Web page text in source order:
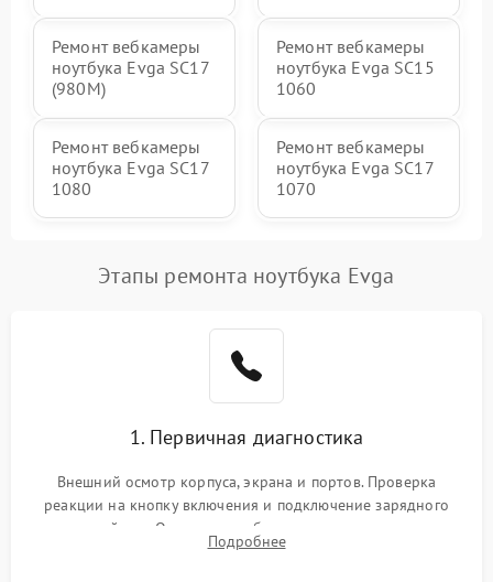
Ремонт вебкамеры
ноутбука Evga SC17
(980M)
Ремонт вебкамеры
ноутбука Evga SC15
1060
Ремонт вебкамеры
ноутбука Evga SC17
1080
Ремонт вебкамеры
ноутбука Evga SC17
1070
Этапы ремонта ноутбука Evga
1. Первичная диагностика
Внешний осмотр корпуса, экрана и портов. Проверка
реакции на кнопку включения и подключение зарядного
устройства. Оценка потребления тока с помощью
лабораторного блока питания для локализации проблемы.
Подробнее